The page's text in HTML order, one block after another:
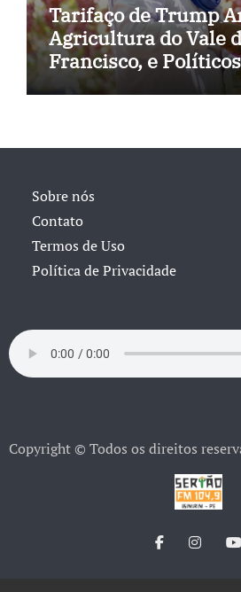
Tarifaço de Trump
Agricultura do Vale
Francisco, e
Soluções
Sobre nós
Contato
Termos de Uso
Política de Privacidade
Copyright © Todos os direitos